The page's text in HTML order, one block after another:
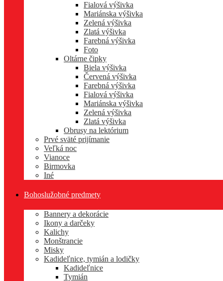
Fialová výšivka
Mariánska výšivka
Zelená výšivka
Zlatá výšivka
Farebná výšivka
Foto
Oltárne čipky
Biela výšivka
Červená výšivka
Farebná výšivka
Fialová výšivka
Mariánska výšivka
Zelená výšivka
Zlatá výšivka
Obrusy na lektórium
Prvé sväté prijímanie
Veľká noc
Vianoce
Birmovka
Iné
Bohoslužobné predmety
Bannery a dekorácie
Ikony a darčeky
Kalichy
Monštrancie
Misky
Kadideľnice, tymián a lodičky
Kadideľnice
Tymián